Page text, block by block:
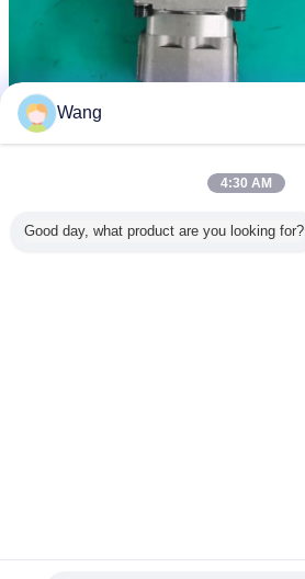
Wang
4:30 AM
Good day, what product are you looking for?